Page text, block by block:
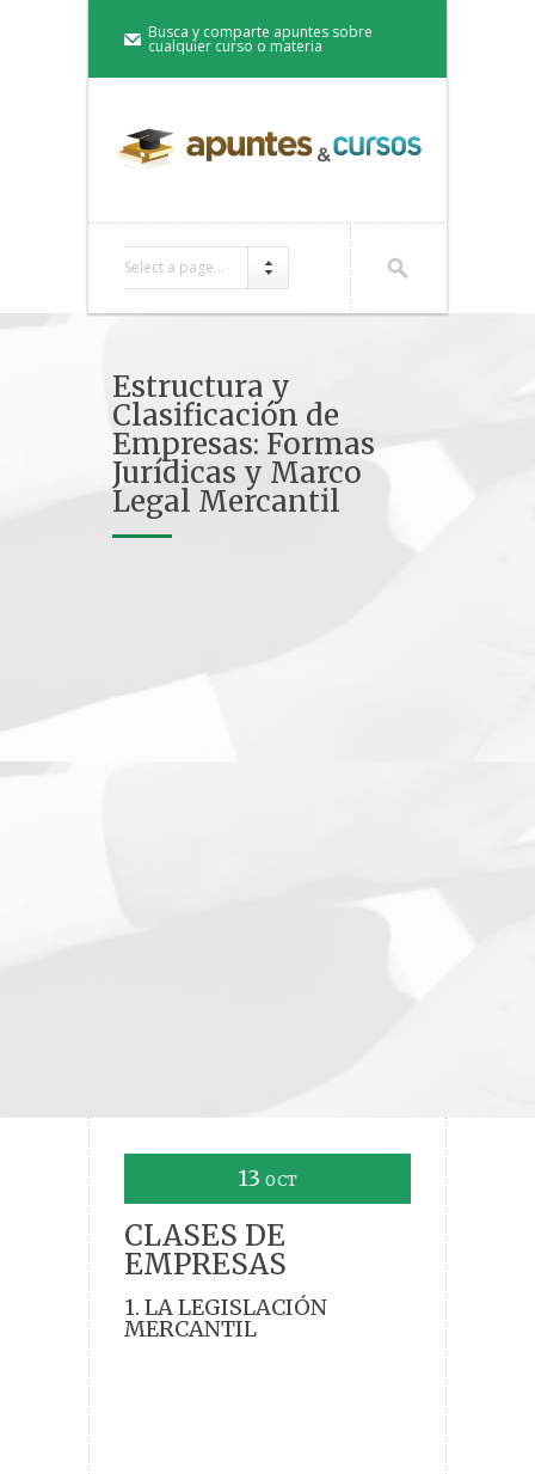
Busca y comparte apuntes sobre
cualquier curso o materia
Select a page...
Estructura y
Clasificación de
Empresas: Formas
Jurídicas y Marco
Legal Mercantil
13 OCT
CLASES DE
EMPRESAS
1. LA LEGISLACIÓN
MERCANTIL